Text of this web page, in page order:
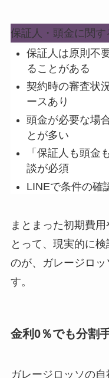
保証人・頭金に関
保証人は原則不
ることがある
契約時の審査状
ースあり
頭金が必要な場
とが多い
「保証人も頭金
談が必須
LINEで条件の確
まとまった初期費
とって、現実的に
のが、ガレージロ
す。
金利0％でも分割
ガレージロッソの自